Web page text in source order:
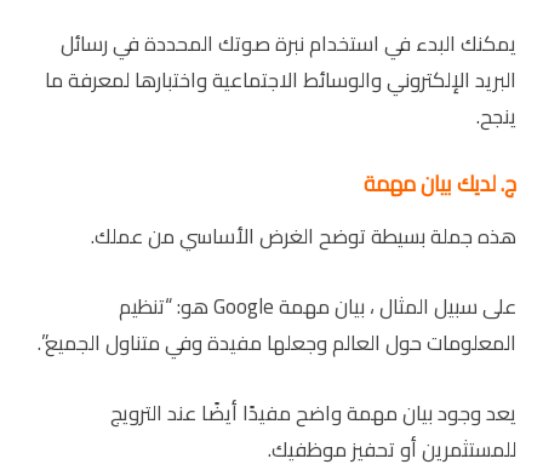
يمكنك البدء في استخدام نبرة صوتك المحددة في رسائل
البريد الإلكتروني والوسائط الاجتماعية واختبارها لمعرفة ما
ينجح.
ج. لديك بيان مهمة
هذه جملة بسيطة توضح الغرض الأساسي من عملك.
على سبيل المثال ، بيان مهمة Google هو: “تنظيم
المعلومات حول العالم وجعلها مفيدة وفي متناول الجميع”.
يعد وجود بيان مهمة واضح مفيدًا أيضًا عند الترويج
للمستثمرين أو تحفيز موظفيك.